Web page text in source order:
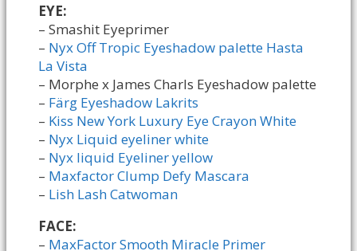
EYE:
– Smashit Eyeprimer
– Nyx Off Tropic Eyeshadow palette Hasta
La Vista
– Morphe x James Charls Eyeshadow palette
– Färg Eyeshadow Lakrits
– Kiss New York Luxury Eye Crayon White
– Nyx Liquid eyeliner white
– Nyx liquid Eyeliner yellow
– Maxfactor Clump Defy Mascara
– Lish Lash Catwoman
FACE:
– MaxFactor Smooth Miracle Primer